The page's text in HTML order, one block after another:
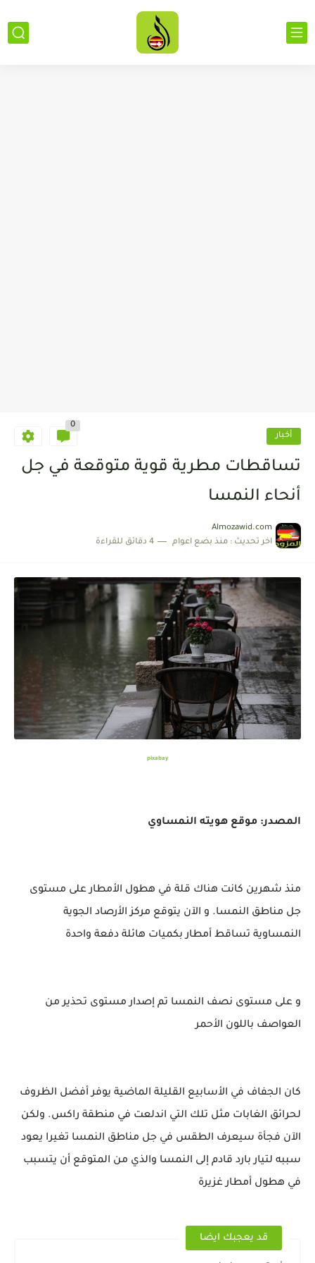
أخبار
0
تساقطات مطرية قوية متوقعة في جل
أنحاء النمسا
Almozawid.com
اخر تحديث : منذ بضع اعوام 4 دقائق للقراءة
pixabay
المصدر: موقع هويته النمساوي
منذ شهرين كانت هناك قلة في هطول الأمطار على مستوى
جل مناطق النمسا. و الآن يتوقع مركز الأرصاد الجوية
النمساوية تساقط أمطار بكميات هائلة دفعة واحدة
و على مستوى نصف النمسا تم إصدار مستوى تحذير من
العواصف باللون الأحمر
كان الجفاف في الأسابيع القليلة الماضية يوفر أفضل الظروف
لحرائق الغابات مثل تلك التي اندلعت في منطقة راكس. ولكن
الآن فجأة سيعرف الطقس في جل مناطق النمسا تغيرا يعود
سببه لتيار بارد قادم إلى النمسا والذي من المتوقع أن يتسبب
في هطول أمطار غزيرة
قد يعجبك ايضا